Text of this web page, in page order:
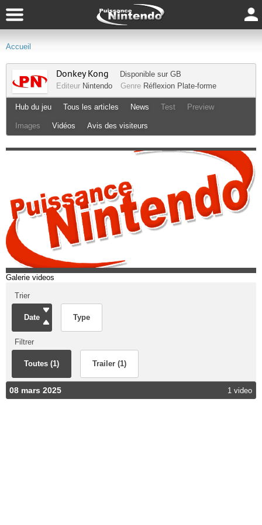
Accueil
Donkey Kong Disponible sur GB
Editeur Nintendo Genre Réflexion Plate-forme
Hub du jeu Tous les articles News Test Preview
Images Vidéos Avis des visiteurs
Galerie videos
Trier
Date Type
Filtrer
Toutes (1) Trailer (1)
08 mars 2025 1 video